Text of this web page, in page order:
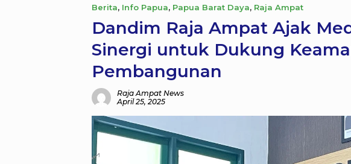
Berita, Info Papua, Papua Barat Daya, Raja Ampat
Dandim Raja Ampat Ajak
Sinergi untuk Dukung
Pembangunan
Raja Ampat News
April 25, 2025